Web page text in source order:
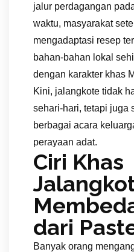
jalur perdagangan
waktu, masyarakat
mengadaptasi resep
bahan-bahan lokal
dengan karakter khas
Kini, jalangkote tidak
sehari-hari, tetapi juga
berbagai acara
perayaan adat.
Ciri Khas
dari
Banyak orang